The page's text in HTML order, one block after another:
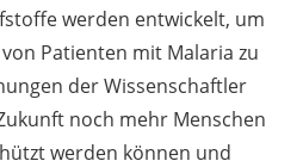
werden entwickelt, um
Patienten mit Malaria zu
der Wissenschaftler
noch mehr Menschen
werden können und